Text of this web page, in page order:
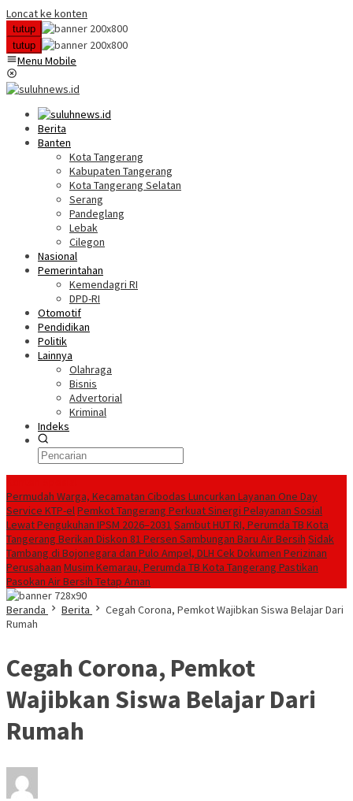
Loncat ke konten
tutup
tutup
Menu Mobile
Berita
Banten
Kota Tangerang
Kabupaten Tangerang
Kota Tangerang Selatan
Serang
Pandeglang
Lebak
Cilegon
Nasional
Pemerintahan
Kemendagri RI
DPD-RI
Otomotif
Pendidikan
Politik
Lainnya
Olahraga
Bisnis
Advertorial
Kriminal
Indeks
Permudah Warga, Kecamatan Cibodas Luncurkan Layanan One Day
Service KTP-elPemkot Tangerang Perkuat Sinergi Pelayanan Sosial
Lewat Pengukuhan IPSM 2026–2031 Sambut HUT RI, Perumda TB Kota
Tangerang Berikan Diskon 81 Persen Sambungan Baru Air Bersih Sidak
Tambang di Bojonegara dan Pulo Ampel, DLH Cek Dokumen Perizinan
Perusahaan Musim Kemarau, Perumda TB Kota Tangerang Pastikan
Pasokan Air Bersih Tetap Aman
Beranda
Berita
Cegah Corona, Pemkot Wajibkan Siswa Belajar Dari
Rumah
Cegah Corona, Pemkot
Wajibkan Siswa Belajar Dari
Rumah